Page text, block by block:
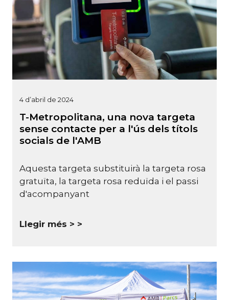
4 d’abril de 2024
T-Metropolitana, una nova targeta
sense contacte per a l'ús dels títols
socials de l'AMB
Aquesta targeta substituirà la targeta rosa
gratuïta, la targeta rosa reduïda i el passi
d'acompanyant
Llegir més >